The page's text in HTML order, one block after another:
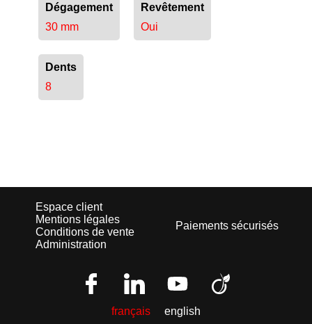
Dégagement
30 mm
Revêtement
Oui
Dents
8
Espace client
Mentions légales
Conditions de vente
Administration
Paiements sécurisés
français english